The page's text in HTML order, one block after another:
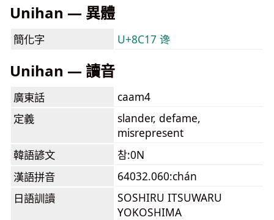
Unihan — 異體
簡化字 U+8C17 谗
Unihan — 讀音
廣東話
caam4
定義
slander, defame,
misrepresent
韓語諺文
참:0N
漢語拼音
64032.060:chán
日語訓讀
SOSHIRU ITSUWARU
YOKOSHIMA